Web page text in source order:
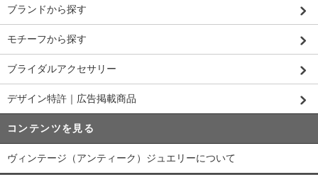
ブランドから探す
モチーフから探す
ブライダルアクセサリー
デザイン特許｜広告掲載商品
コンテンツを見る
ヴィンテージ（アンティーク）ジュエリーについて